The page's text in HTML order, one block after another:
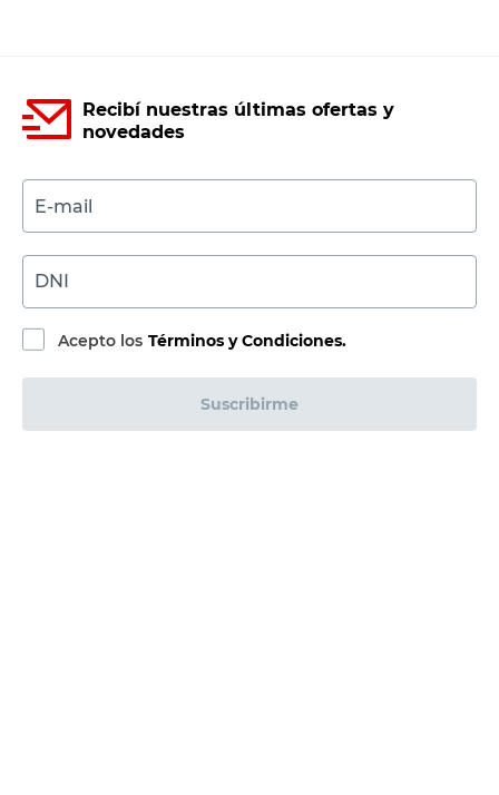
Recibí nuestras últimas ofertas y
novedades
E-mail
DNI
Acepto los Términos y Condiciones.
Suscribirme